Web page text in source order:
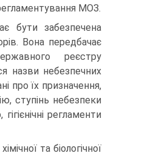
регламентування МОЗ.
бути забезпечена
Вона передбачає
реєстру
назви небезпечних
про їх призначення,
ступінь небезпеки
регламенти
та біологічної